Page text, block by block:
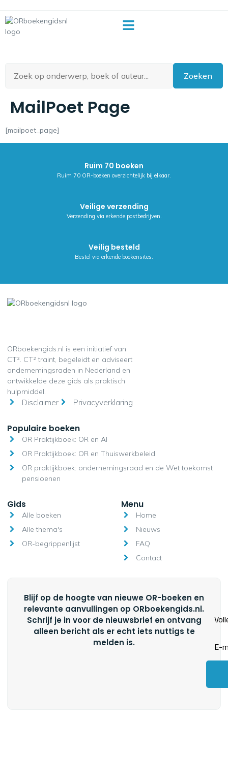
Zoeken
MailPoet Page
[mailpoet_page]
Ruim 70 boeken
Ruim 70 OR-boeken overzichtelijk bij elkaar.
Veilige verzending
Verzending via erkende postbedrijven.
Veilig besteld
Bestel via erkende boekensites.
ORboekengids.nl is een initiatief van
CT². CT² traint, begeleidt en adviseert
ondernemingsraden in Nederland en
ontwikkelde deze gids als praktisch
hulpmiddel.
Disclaimer Privacyverklaring
Populaire boeken
OR Praktijkboek: OR en AI
OR Praktijkboek: OR en Thuiswerkbeleid
OR praktijkboek: ondernemingsraad en de Wet toekomst
pensioenen
Gids
Alle boeken
Alle thema's
OR-begrippenlijst
Menu
Home
Nieuws
FAQ
Contact
Blijf op de hoogte van nieuwe OR-boeken en
relevante aanvullingen op ORboekengids.nl.
Schrijf je in voor de nieuwsbrief en ontvang
alleen bericht als er echt iets nuttigs te
melden is.